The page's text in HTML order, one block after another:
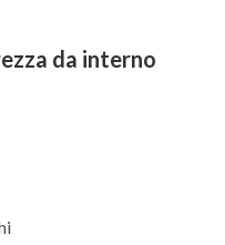
da interno